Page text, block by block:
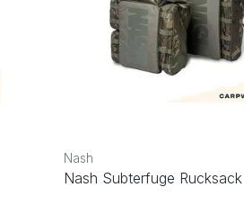
Nash
Nash Subterfuge Rucksack